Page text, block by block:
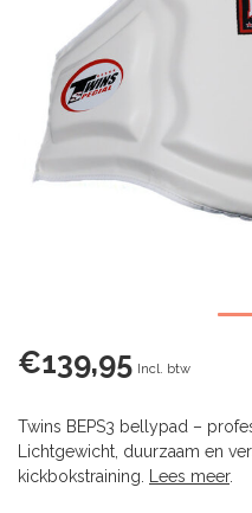
€139,95 Incl. btw
Twins BEPS3 bellypad –
Lichtgewicht, duurzaam en
kickbokstraining.
Lees meer.